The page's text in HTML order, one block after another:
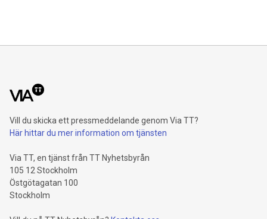
Vill du skicka ett pressmeddelande genom Via TT?
Här hittar du mer information om tjänsten
Via TT, en tjänst från TT Nyhetsbyrån
105 12 Stockholm
Östgötagatan 100
Stockholm